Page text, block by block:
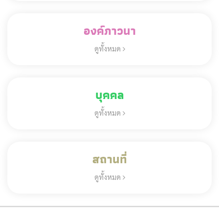
องค์ภาวนา
ดูทั้งหมด
บุคคล
ดูทั้งหมด
สถานที่
ดูทั้งหมด